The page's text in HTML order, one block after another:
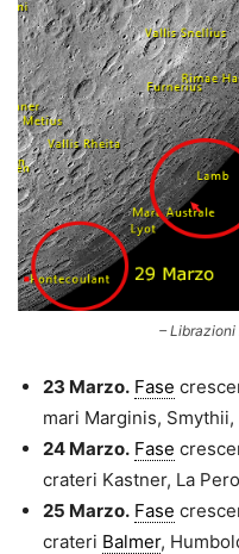
– Librazioni
23 Marzo. Fase
mari Marginis, Smythii,
24 Marzo. Fase
crateri Kastner, La
25 Marzo. Fase
crateri Balmer,